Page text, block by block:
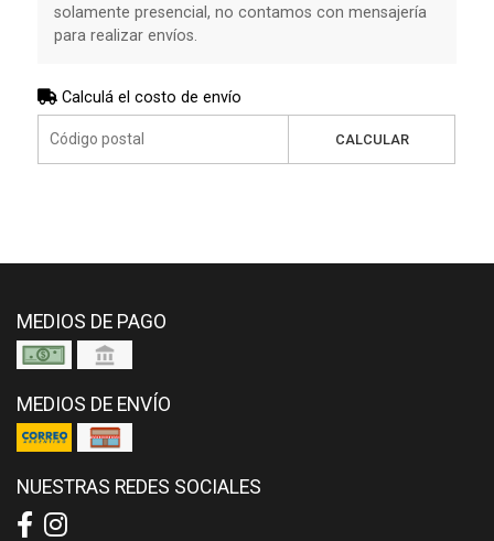
solamente presencial, no contamos con mensajería
para realizar envíos.
Calculá el costo de envío
CALCULAR
MEDIOS DE PAGO
MEDIOS DE ENVÍO
NUESTRAS REDES SOCIALES